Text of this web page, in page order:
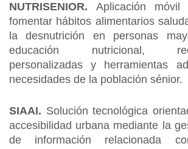
NUTRISENIOR. Aplicación móvil
fomentar hábitos alimentarios
la desnutrición en personas
educación nutricional,
personalizadas y herramientas
necesidades de la población sénior.
SIAAI. Solución tecnológica
accesibilidad urbana mediante la
de información relacionada